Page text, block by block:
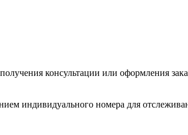
консультации или оформления
индивидуального номера для